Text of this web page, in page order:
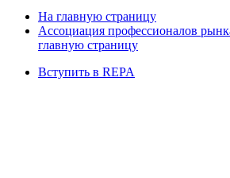
На главную страницу
Ассоциация профессионалов
главную страницу
Вступить в REPA